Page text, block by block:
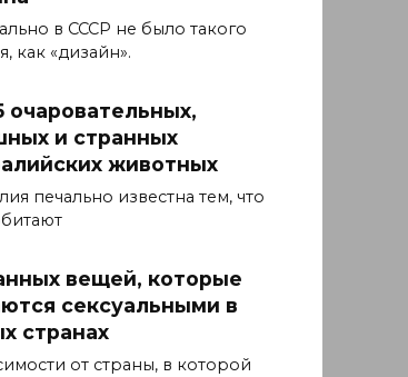
в СССР не было такого
как «дизайн».
очаровательных,
и странных
животных
печально известна тем, что
вещей, которые
сексуальными в
странах
от страны, в которой